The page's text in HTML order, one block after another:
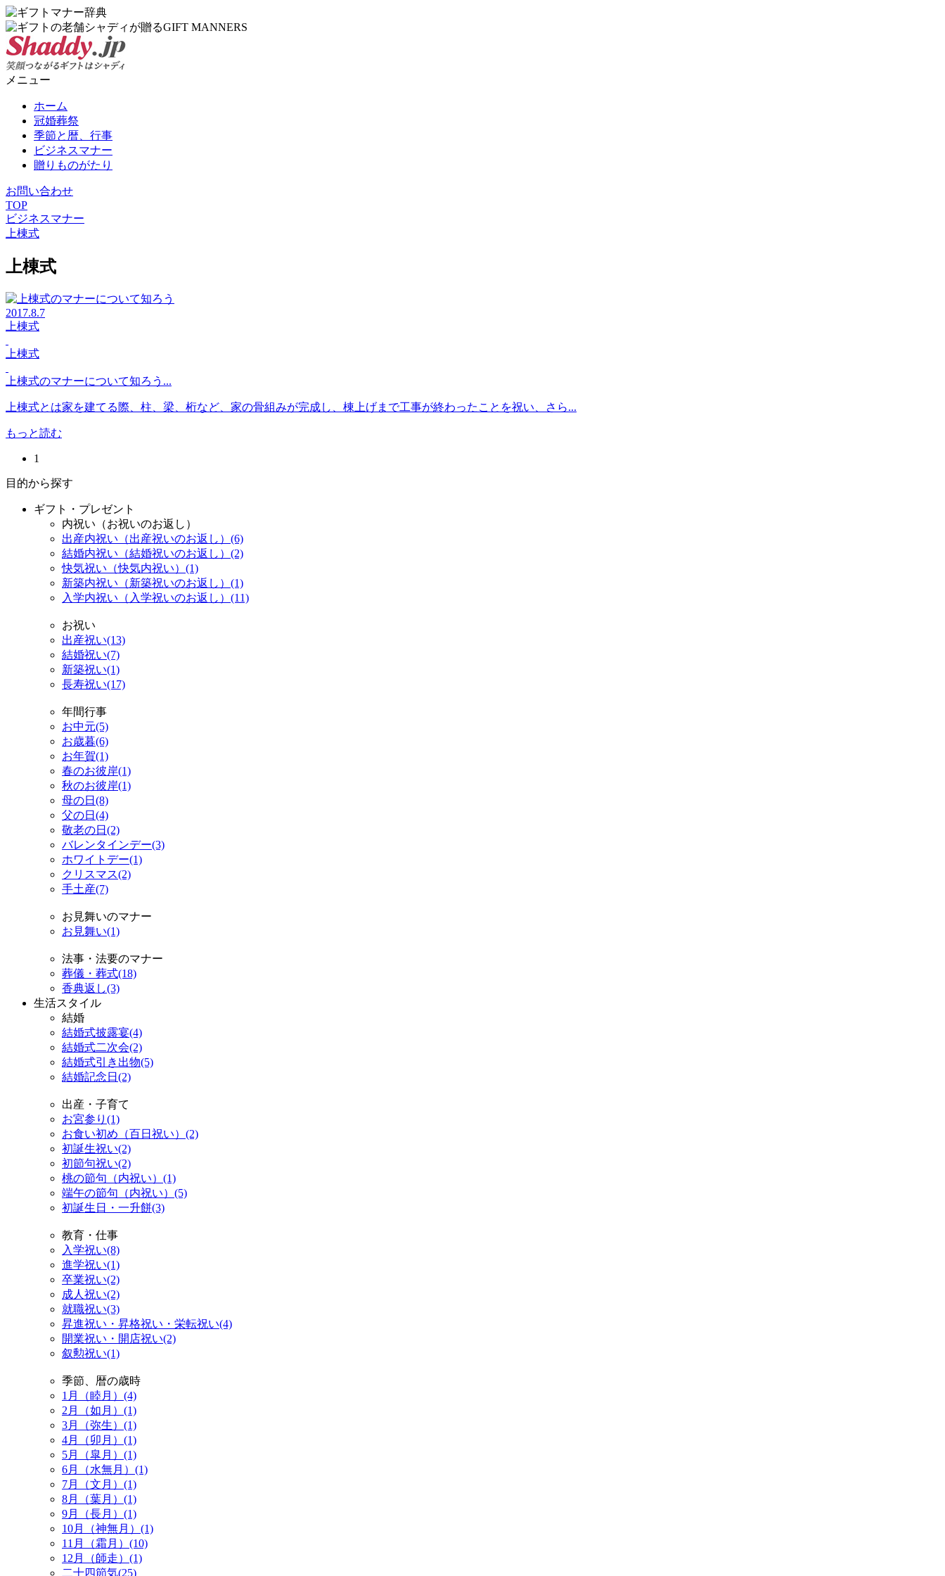
メニュー
ホーム
冠婚葬祭
季節と暦、行事
ビジネスマナー
贈りものがたり
お問い合わせ
TOP
ビジネスマナー
上棟式
上棟式
2017.8.7
上棟式
上棟式
上棟式のマナーについて知ろう...
上棟式とは家を建てる際、柱、梁、桁など、家の骨組みが完成し、棟上げまで工事が終わったことを祝い、さら...
もっと読む
1
目的から探す
ギフト・プレゼント
内祝い（お祝いのお返し）
出産内祝い（出産祝いのお返し）(6)
結婚内祝い（結婚祝いのお返し）(2)
快気祝い（快気内祝い）(1)
新築内祝い（新築祝いのお返し）(1)
入学内祝い（入学祝いのお返し）(11)
お祝い
出産祝い(13)
結婚祝い(7)
新築祝い(1)
長寿祝い(17)
年間行事
お中元(5)
お歳暮(6)
お年賀(1)
春のお彼岸(1)
秋のお彼岸(1)
母の日(8)
父の日(4)
敬老の日(2)
バレンタインデー(3)
ホワイトデー(1)
クリスマス(2)
手土産(7)
お見舞いのマナー
お見舞い(1)
法事・法要のマナー
葬儀・葬式(18)
香典返し(3)
生活スタイル
結婚
結婚式披露宴(4)
結婚式二次会(2)
結婚式引き出物(5)
結婚記念日(2)
出産・子育て
お宮参り(1)
お食い初め（百日祝い）(2)
初誕生祝い(2)
初節句祝い(2)
桃の節句（内祝い）(1)
端午の節句（内祝い）(5)
初誕生日・一升餅(3)
教育・仕事
入学祝い(8)
進学祝い(1)
卒業祝い(2)
成人祝い(2)
就職祝い(3)
昇進祝い・昇格祝い・栄転祝い(4)
開業祝い・開店祝い(2)
叙勲祝い(1)
季節、暦の歳時
1月（睦月）(4)
2月（如月）(1)
3月（弥生）(1)
4月（卯月）(1)
5月（皐月）(1)
6月（水無月）(1)
7月（文月）(1)
8月（葉月）(1)
9月（長月）(1)
10月（神無月）(1)
11月（霜月）(10)
12月（師走）(1)
二十四節気(25)